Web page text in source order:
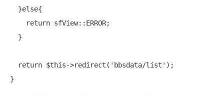
return sfView::ERROR;
return $this->redirect( 'bbsdata/list' );